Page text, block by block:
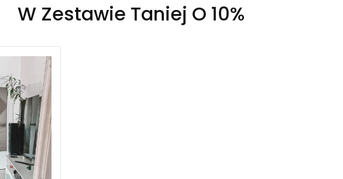
W Zestawie Taniej O 10%